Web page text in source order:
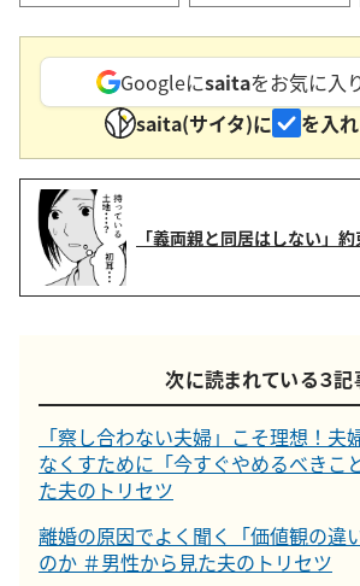
Googleにsaitaをお気に入
saita(サイタ)に
を入
「義両親と同居はしない」
次に読まれている３記
「察し合わない夫婦」こそ理想！夫
なくすために「今すぐやめるべきこ
た夫のトリセツ
離婚の原因でよく聞く「価値観の違
のか ＃男性から見た夫のトリセツ